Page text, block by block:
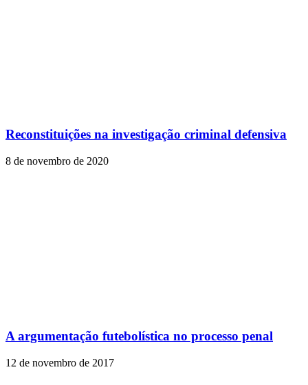
Reconstituições na investigação criminal defensiva
8 de novembro de 2020
A argumentação futebolística no processo penal
12 de novembro de 2017